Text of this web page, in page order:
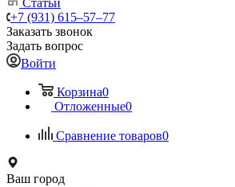
Статьи
+7 (931) 615‒57‒77
Заказать звонок
Задать вопрос
Войти
Корзина0
Отложенные0
Сравнение товаров0
Ваш город